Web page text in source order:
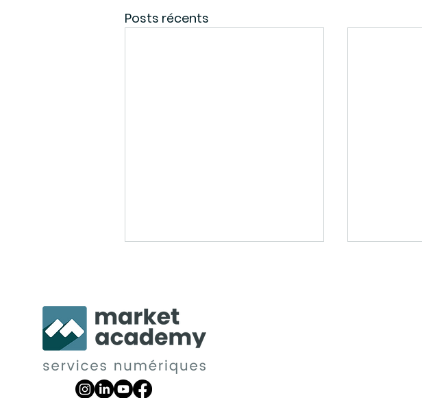
Posts récents
Les meilleures pratiques